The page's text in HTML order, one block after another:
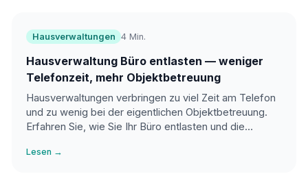
Hausverwaltungen 4 Min.
Hausverwaltung Büro entlasten — weniger
Telefonzeit, mehr Objektbetreuung
Hausverwaltungen verbringen zu viel Zeit am Telefon
und zu wenig bei der eigentlichen Objektbetreuung.
Erfahren Sie, wie Sie Ihr Büro entlasten und die
Lesen →